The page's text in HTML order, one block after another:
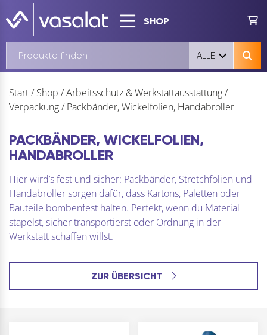
SHOP
ALLE
Start/ Shop /Arbeitsschutz & Werkstattausstattung/
Verpackung/ Packbänder, Wickelfolien, Handabroller
PACKBÄNDER, WICKELFOLIEN,
HANDABROLLER
Hier wird’s fest und sicher: Packbänder, Stretchfolien und
Handabroller sorgen dafür, dass Kartons, Paletten oder
Bauteile bombenfest halten. Perfekt, wenn du Material
stapelst, sicher transportierst oder Ordnung in der
Werkstatt schaffen willst.
ZUR ÜBERSICHT